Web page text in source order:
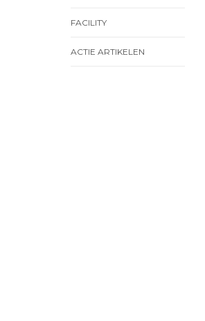
FACILITY
ACTIE ARTIKELEN